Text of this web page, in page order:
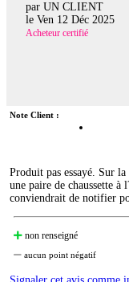
par UN CLIENT
le Ven 12 Déc 2025
Acheteur certifié
Note Client :
Produit pas essayé. Sur
une paire de chaussette
conviendrait de notifier
non renseigné
aucun point négatif